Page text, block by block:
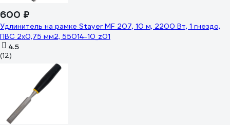
600 ₽
Удлинитель на рамке Stayer MF 207, 10 м, 2200 Вт, 1 гнездо,
ПВС 2х0,75 мм2, 55014-10_z01
4.5
(12)